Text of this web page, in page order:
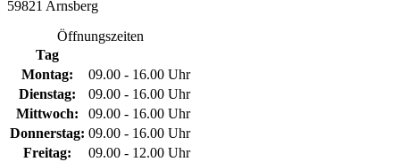
59821 Arnsberg
Öffnungszeiten
Tag
Montag:
09.00 - 16.00 Uhr
Dienstag:
09.00 - 16.00 Uhr
Mittwoch:
09.00 - 16.00 Uhr
Donnerstag: 09.00 - 16.00 Uhr
Freitag:
09.00 - 12.00 Uhr